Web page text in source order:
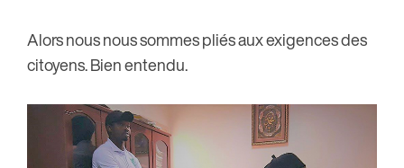
Alors nous nous sommes pliés aux exigences des
citoyens. Bien entendu.